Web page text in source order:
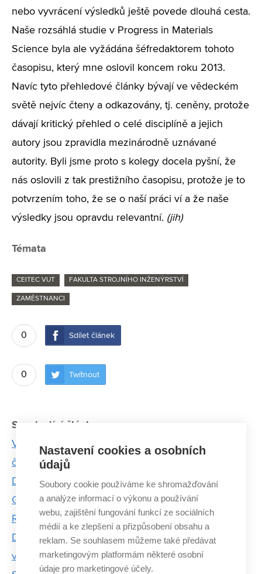
nebo vyvrácení výsledků ještě povede dlouhá cesta.
Naše rozsáhlá studie v Progress in Materials
Science byla ale vyžádána šéfredaktorem tohoto
časopisu, který mne oslovil koncem roku 2013.
Navíc tyto přehledové články bývají ve vědeckém
světě nejvíc čteny a odkazovány, tj. ceněny, protože
dávají kritický přehled o celé disciplíně a jejich
autory jsou zpravidla mezinárodně uznávané
autority. Byli jsme proto s kolegy docela pyšní, že
nás oslovili z tak prestižního časopisu, protože je to
potvrzením toho, že se o naší práci ví a že naše
výsledky jsou opravdu relevantní. (jih)
Témata
CEITEC VUT FAKULTA STROJNÍHO INŽENÝRSTVÍ
ZAMĚSTNANCI
0 Sdílet článek
0 Twítnout
Související články:
Věda v Hongkongu má větší drive. Studenti ale
často netuší, proč věci dělají, říká výzkumník Petr
Dvořák
Grafen - mladý a nedočkavý favorit
Radim Chmelík: Uvidíme ještě zajímavé věci
Držitel Hlávkovy ceny František Jeřábek: Při
výzkumu je důležitější zvědavost než dokonalost
Nastavení cookies a osobních
údajů
Soubory cookie používáme ke shromažďování
a analýze informací o výkonu a používání
webu, zajištění fungování funkcí ze sociálních
médií a ke zlepšení a přizpůsobení obsahu a
reklam. Se souhlasem můžeme také předávat
marketingovým platformám některé osobní
údaje pro marketingové účely.